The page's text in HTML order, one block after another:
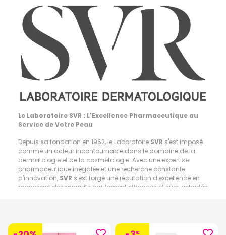
Le Laboratoire SVR : L'Excellence Pharmaceutique au
Service de Votre Peau
Depuis sa fondation en 1962, le Laboratoire SVR s'est imposé
comme un acteur incontournable dans le domaine de la
dermatologie et de la cosmétologie. Avec une expertise
pharmaceutique inégalée et une recherche constante
d'innovation, SVR s'est forgé une réputation d'excellence en
proposant des produits hautement efficaces et sûrs, adaptés
ici !
€